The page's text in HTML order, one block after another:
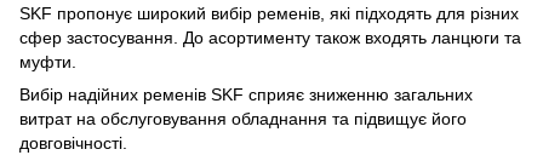
SKF пропонує широкий вибір ременів, які підходять для різних
сфер застосування. До асортименту також входять ланцюги та
муфти.
Вибір надійних ременів SKF сприяє зниженню загальних
витрат на обслуговування обладнання та підвищує його
довговічності.